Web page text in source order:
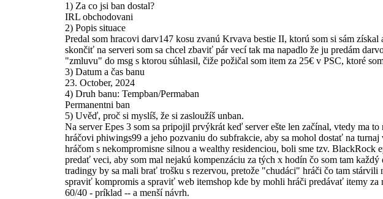
1) Za co jsi ban dostal?
IRL obchodovani
2) Popis situace
Predal som hracovi darv147 kosu zvanú Krvava bestie II, ktorú som si sám
skončiť na serveri som sa chcel zbaviť pár vecí tak ma napadlo že ju predám
"zmluvu" do msg s ktorou súhlasil, čiže požičal som item za 25€ v PSC, ktoré
3) Datum a čas banu
23. October, 2024
4) Druh banu: Tempban/Permaban
Permanentni ban
5) Uvěď, proč si myslíš, že si zasloužíš unban.
Na server Epes 3 som sa pripojil prvýkrát keď server ešte len začínal, vtedy ma
hráčovi phiwings99 a jeho pozvaniu do subfrakcie, aby sa mohol dostať na
hráčom s nekompromisne silnou a wealthy residenciou, boli sme tzv. BlackRock
predať veci, aby som mal nejakú kompenzáciu za tých x hodín čo som tam
tradingy by sa mali brať trošku s rezervou, pretože "chudáci" hráči čo tam
spraviť kompromis a spraviť web itemshop kde by mohli hráči predávať itemy
60/40 - príklad -- a menší návrh.